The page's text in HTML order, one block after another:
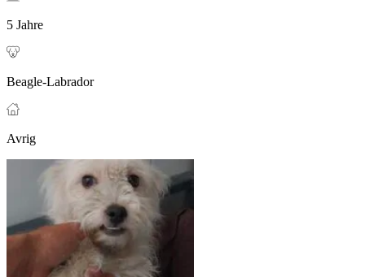
5 Jahre
Beagle-Labrador
Avrig